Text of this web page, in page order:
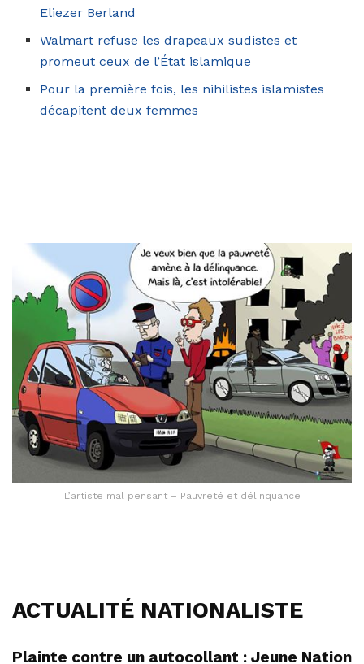
Eliezer Berland
Walmart refuse les drapeaux sudistes et
promeut ceux de l’État islamique
Pour la première fois, les nihilistes islamistes
décapitent deux femmes
L’artiste mal pensant – Pauvreté et délinquance
ACTUALITÉ NATIONALISTE
Plainte contre un autocollant : Jeune Nation